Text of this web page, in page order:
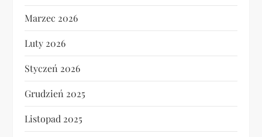
Marzec 2026
Luty 2026
Styczeń 2026
Grudzień 2025
Listopad 2025